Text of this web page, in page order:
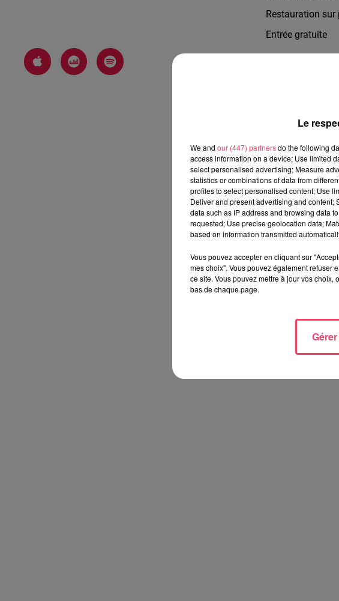
Restauration sur
Entrée gratuite
Le
We and our (447) partnersdo the following
access information on a device; Use limited
select personalised advertising; Measure
statistics or combinations of data from
profiles to select personalised content; Use
Deliver and present advertising and
data such as IP address and browsing data
requested; Use precise geolocation data;
based on information transmitted
Vous pouvez accepter en cliquant sur
mes choix". Vous pouvez également refuser
ce site. Vous pouvez mettre à jour vos
bas de chaque page.